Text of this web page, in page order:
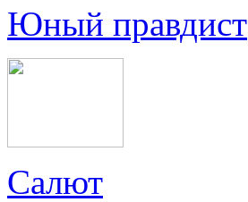
Юный правдист
Салют